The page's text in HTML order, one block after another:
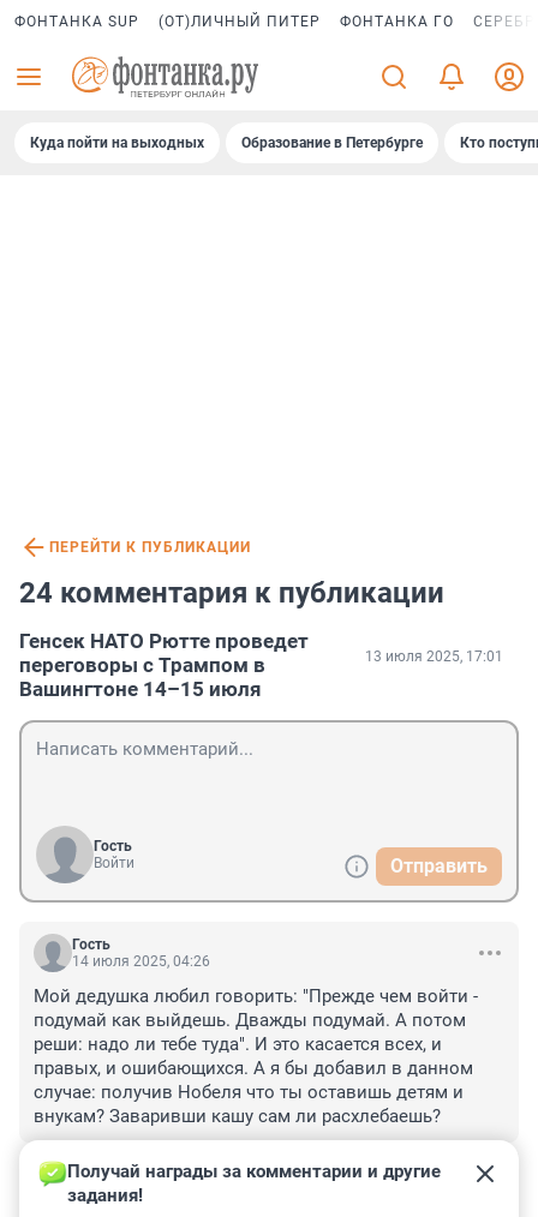
ФОНТАНКА SUP (ОТ)ЛИЧНЫЙ ПИТЕР ФОНТАНКА ГО
Куда пойти на выходных Образование в Петербурге Кто
ПЕРЕЙТИ К ПУБЛИКАЦИИ
24 комментария к публикации
Генсек НАТО Рютте проведет
переговоры с Трампом в
Вашингтоне 14–15 июля
13 июля 2025, 17:01
Гость
Войти
Отправить
Гость
14 июля 2025, 04:26
Мой дедушка любил говорить: "Прежде чем войти -
подумай как выйдешь. Дважды подумай. А потом
реши: надо ли тебе туда". И это касается всех, и
правых, и ошибающихся. А я бы добавил в данном
случае: получив Нобеля что ты оставишь детям и
внукам? Заваривши кашу сам ли расхлебаешь?
ОТВЕТИТЬ –0
Гость
Получай награды за комментарии и другие
задания!